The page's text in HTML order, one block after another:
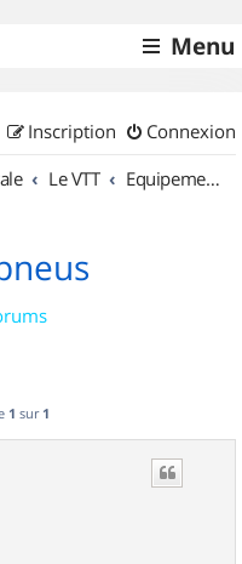
Menu
Connexion
Inscription
Le VTT Equipements et Accessoires
1 sur 1